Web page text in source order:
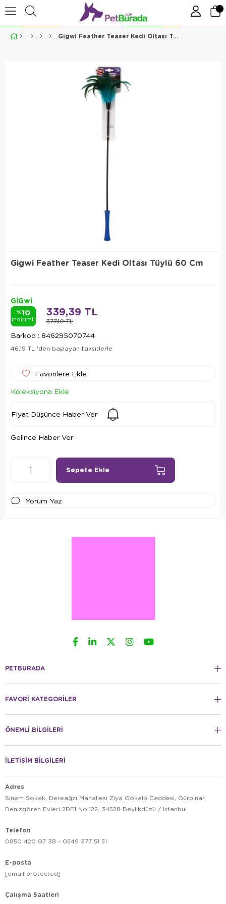
Gigwi Feather Teaser Kedi Oltası Tüylü 60 Cm
Gigwi Feather Teaser Kedi Oltası Tüylü 60 Cm
GİGwi
%10
indirimli 377,10 TL
339,39 TL
Barkod : 846295070744
46,19 TL 'den başlayan taksitlerle
Favorilere Ekle
Koleksiyona Ekle
Fiyat Düşünce Haber Ver
Gelince Haber Ver
Yorum Yaz
PETBURADA
FAVORİ KATEGORİLER
ÖNEMLİ BİLGİLERİ
İLETİŞİM BİLGİLERİ
Adres
Sinem Sokak, Dereağzı Mahallesi Ziya Gökalp Caddesi, Gürpınar,
Denizgören Evleri 2DE1 No:122, 34528 Beylikdüzü / İstanbul
Telefon
0850 420 07 38 - 0549 377 51 51
E-posta
[email protected]
Çalışma Saatleri